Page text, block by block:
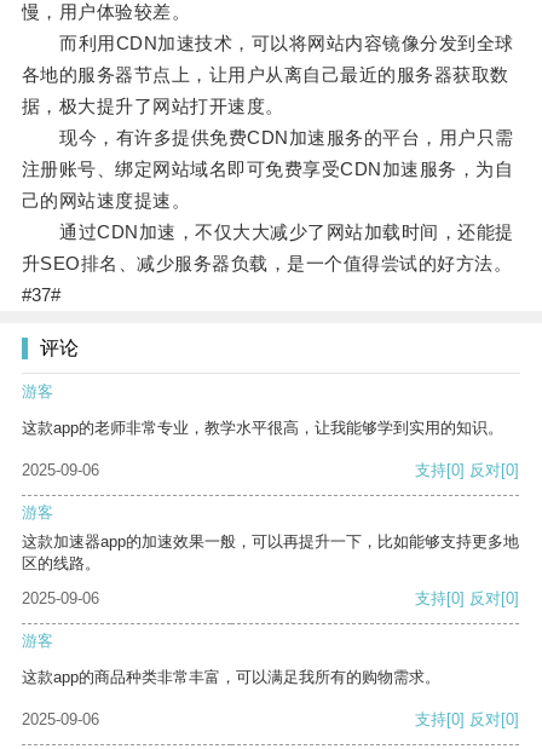
慢，用户体验较差。
而利用CDN加速技术，可以将网站内容镜像分发到全球
各地的服务器节点上，让用户从离自己最近的服务器获取数
据，极大提升了网站打开速度。
现今，有许多提供免费CDN加速服务的平台，用户只需
注册账号、绑定网站域名即可免费享受CDN加速服务，为自
己的网站速度提速。
通过CDN加速，不仅大大减少了网站加载时间，还能提
升SEO排名、减少服务器负载，是一个值得尝试的好方法。
#37#
评论
游客
这款app的老师非常专业，教学水平很高，让我能够学到实用的知识。
2025-09-06 支持[0] 反对[0]
游客
这款加速器app的加速效果一般，可以再提升一下，比如能够支持更多地
区的线路。
2025-09-06
支持[0] 反对[0]
游客
这款app的商品种类非常丰富，可以满足我所有的购物需求。
2025-09-06 支持[0] 反对[0]